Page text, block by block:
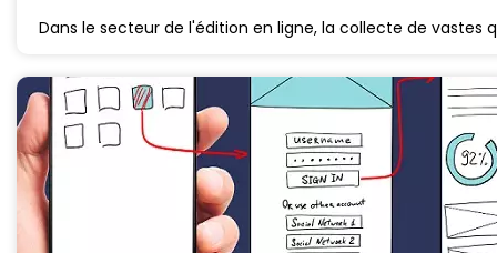
Dans le secteur de l'édition en ligne, la collecte de vastes